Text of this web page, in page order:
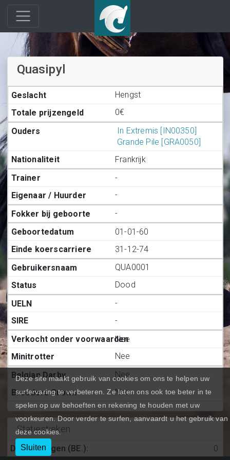
Quasipyl
Hengst
0€
In Extremis [IN00350]
Grande Pile [GRA0050]
Frankrijk
-
-
-
01-01-60
31-12-74
QUA0001
Dood
-
-
Nee
Nee
Nee
Nee
Statiestieken
Deelnemingen (BE.): 0
Deze site maakt gebruik van cookies om ons te helpen uw
surfervaring te verbeteren. Ze laten ons ook toe beter in te
spelen op uw behoeften en rekening te houden met uw
voorkeuren. Door verder te surfen, aanvaardt u het gebruik van
deze cookies.
Sluiten